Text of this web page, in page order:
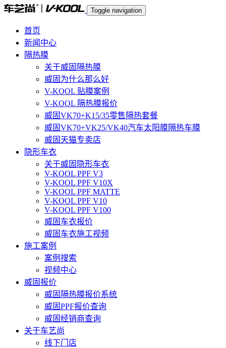
Toggle navigation
首页
新闻中心
隔热膜
关于威固隔热膜
威固为什么那么好
V-KOOL 贴膜案例
V-KOOL 隔热膜报价
威固VK70+K15/35零售隔热套餐
威固VK70+VK25/VK40汽车太阳膜隔热车膜
威固天猫专卖店
隐形车衣
关于威固隐形车衣
V-KOOL PPF V3
V-KOOL PPF V10X
V-KOOL PPF MATTE
V-KOOL PPF V10
V-KOOL PPF V100
威固车衣报价
威固车衣施工视频
施工案例
案例搜索
视频中心
威固报价
威固隔热膜报价系统
威固PPF报价查询
威固经销商查询
关于车艺尚
线下门店